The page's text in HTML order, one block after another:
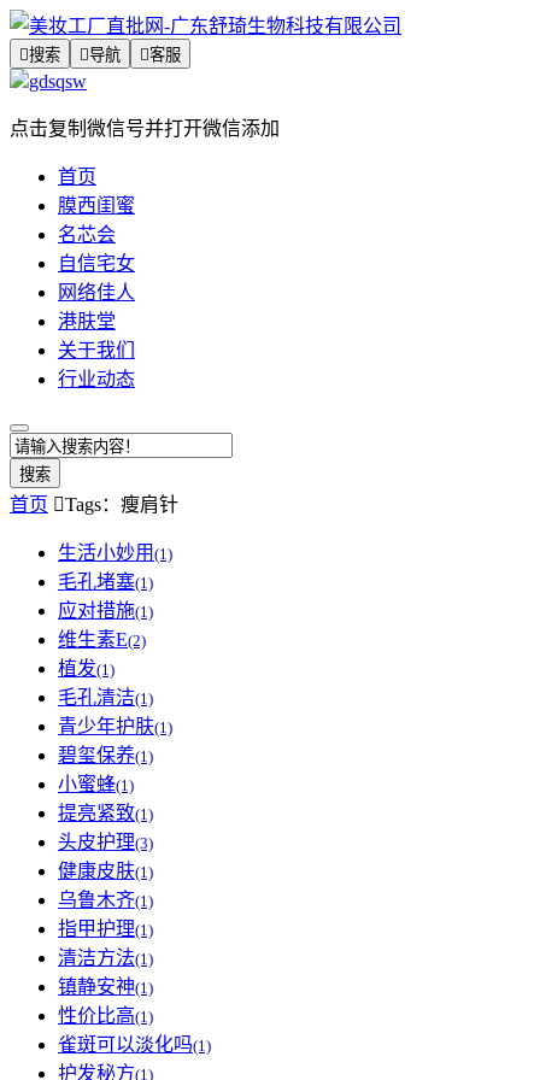
搜索 导航 客服
gdsqsw
点击复制微信号并打开微信添加
首页
膜西闺蜜
名芯会
自信宅女
网络佳人
港肤堂
关于我们
行业动态
搜索
首页 Tags：瘦肩针
生活小妙用 (1)
毛孔堵塞(1)
应对措施(1)
维生素E(2)
植发(1)
毛孔清洁(1)
青少年护肤(1)
碧玺保养(1)
小蜜蜂(1)
提亮紧致(1)
头皮护理(3)
健康皮肤(1)
乌鲁木齐(1)
指甲护理(1)
清洁方法(1)
镇静安神(1)
性价比高(1)
雀斑可以淡化吗(1)
护发秘方(1)